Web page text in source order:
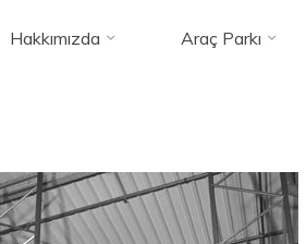
Hakkımızda Araç Parkı
Highlift